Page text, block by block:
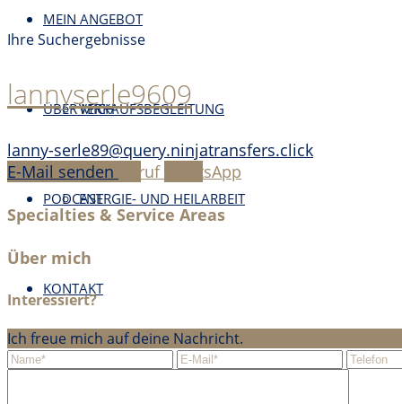
MEIN ANGEBOT
VERKAUFSBEGLEITUNG
ENERGIE- UND HEILARBEIT
ÜBER MICH
PODCAST
KONTAKT
Ihre Suchergebnisse
lannyserle9609
lanny-serle89@query.ninjatransfers.click
E-Mail senden
Anruf
WhatsApp
Specialties & Service Areas
Über mich
Interessiert?
Ich freue mich auf deine Nachricht.